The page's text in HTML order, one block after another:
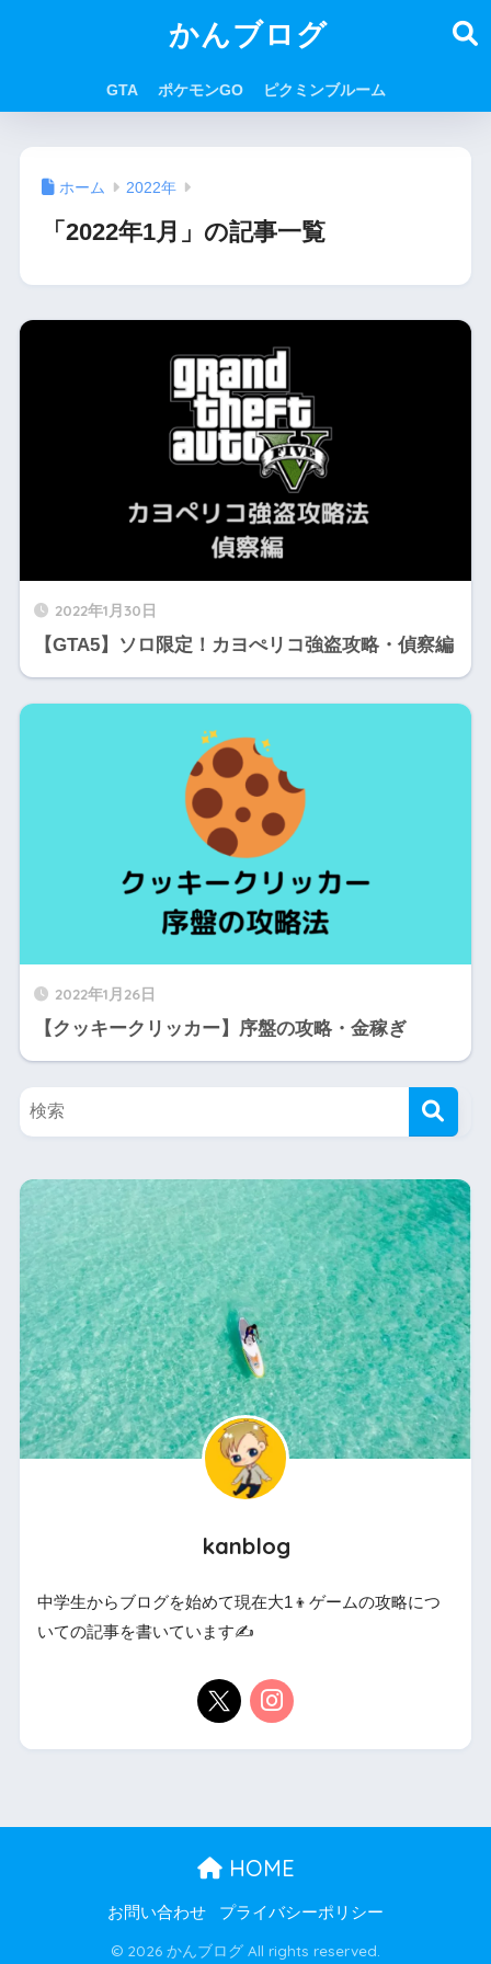
かんブログ
GTA ポケモンGO ピクミンブルーム
ホーム 2022年
「2022年1月」の記事一覧
2022年1月30日
【GTA5】ソロ限定！カヨぺリコ強盗攻略・偵察編
2022年1月26日
【クッキークリッカー】序盤の攻略・金稼ぎ
kanblog
中学生からブログを始めて現在大1👦ゲームの攻略につ
いての記事を書いています✍️
HOME
お問い合わせ プライバシーポリシー
© 2026 かんブログ All rights reserved.